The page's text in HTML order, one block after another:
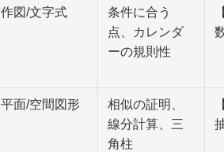
作図/文字式
条件に合う
点、カレンダ
ーの規則性
平面/空間図形
相似の証明、
線分計算、三
角柱